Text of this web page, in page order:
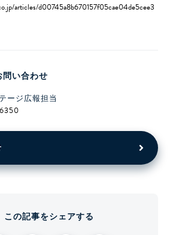
articles/d00745a8b670157f05cae04de5cee3
い合わせ
ージ広報担当
この記事をシェアする